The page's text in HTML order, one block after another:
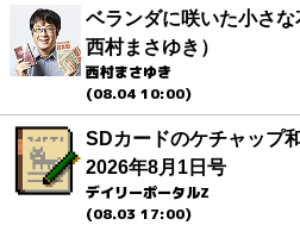
ベランダに咲いた小さ
西村まさゆき）
西村まさゆき
(08.04 10:00)
SDカードのケチャップ
2026年8月1日号
デイリーポータルZ
(08.03 17:00)